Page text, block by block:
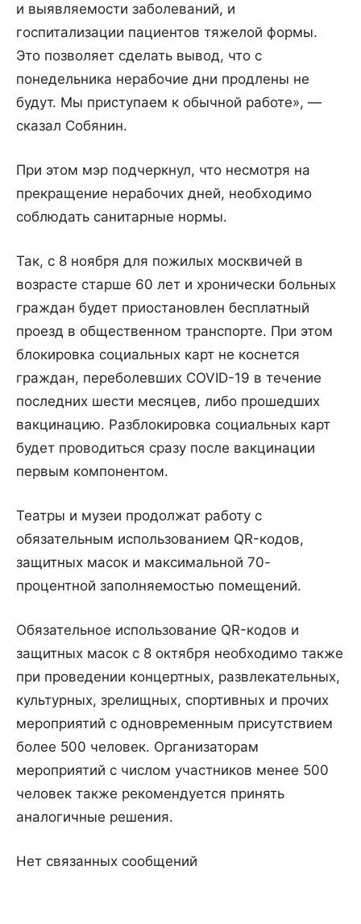
и выявляемости заболеваний, и
госпитализации пациентов тяжелой формы.
Это позволяет сделать вывод, что с
понедельника нерабочие дни продлены не
будут. Мы приступаем к обычной работе», —
сказал Собянин.
При этом мэр подчеркнул, что несмотря на
прекращение нерабочих дней, необходимо
соблюдать санитарные нормы.
Так, с 8 ноября для пожилых москвичей в
возрасте старше 60 лет и хронически больных
граждан будет приостановлен бесплатный
проезд в общественном транспорте. При этом
блокировка социальных карт не коснется
граждан, переболевших COVID-19 в течение
последних шести месяцев, либо прошедших
вакцинацию. Разблокировка социальных карт
будет проводиться сразу после вакцинации
первым компонентом.
Театры и музеи продолжат работу с
обязательным использованием QR-кодов,
защитных масок и максимальной 70-
процентной заполняемостью помещений.
Обязательное использование QR-кодов и
защитных масок с 8 октября необходимо также
при проведении концертных, развлекательных,
культурных, зрелищных, спортивных и прочих
мероприятий с одновременным присутствием
более 500 человек. Организаторам
мероприятий с числом участников менее 500
человек также рекомендуется принять
аналогичные решения.
Нет связанных сообщений